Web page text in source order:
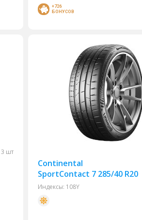
+726
БОНУСОВ
3 шт
Continental
SportContact 7 285/40 R20
Индексы: 108Y